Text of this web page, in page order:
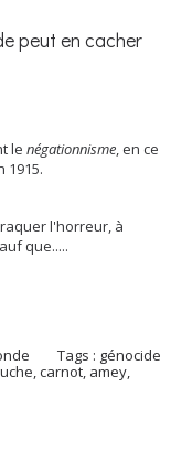
peut en cacher
le négationnisme, en ce
1915.
l'horreur, à
que.....
Tags : génocide
,carnot, amey,